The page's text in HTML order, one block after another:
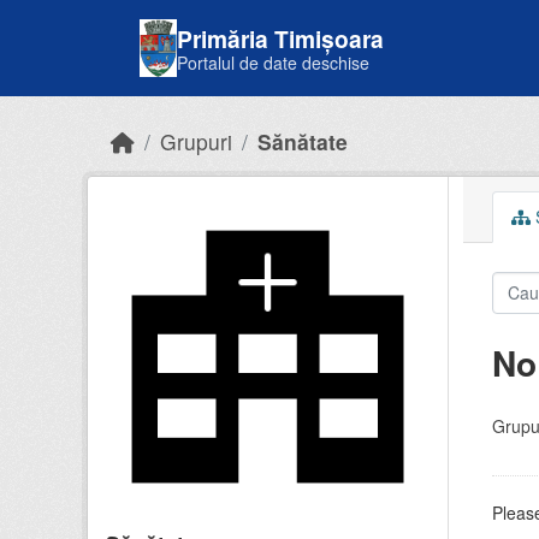
Primăria Timișoara
Portalul de date deschise
Grupuri Sănătate